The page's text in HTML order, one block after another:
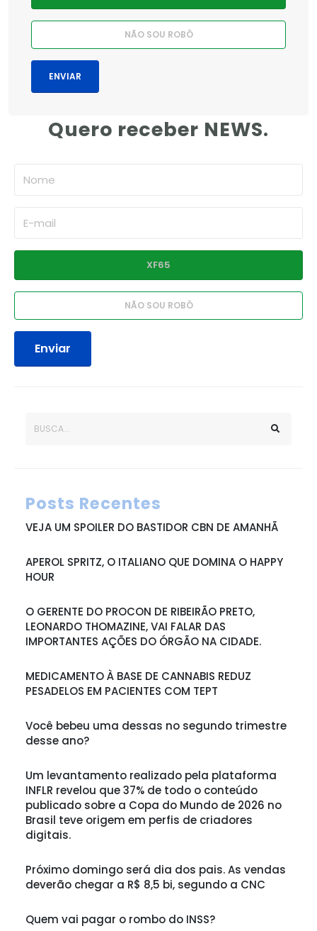
Quero receber NEWS.
Enviar
Posts Recentes
VEJA UM SPOILER DO BASTIDOR CBN DE AMANHÃ
APEROL SPRITZ, O ITALIANO QUE DOMINA O HAPPY
HOUR
O GERENTE DO PROCON DE RIBEIRÃO PRETO,
LEONARDO THOMAZINE, VAI FALAR DAS
IMPORTANTES AÇÕES DO ÓRGÃO NA CIDADE.
MEDICAMENTO À BASE DE CANNABIS REDUZ
PESADELOS EM PACIENTES COM TEPT
Você bebeu uma dessas no segundo trimestre
desse ano?
Um levantamento realizado pela plataforma
INFLR revelou que 37% de todo o conteúdo
publicado sobre a Copa do Mundo de 2026 no
Brasil teve origem em perfis de criadores
digitais.
Próximo domingo será dia dos pais. As vendas
deverão chegar a R$ 8,5 bi, segundo a CNC
Quem vai pagar o rombo do INSS?